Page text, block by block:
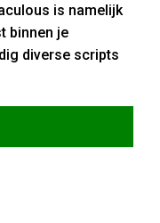
is namelijk
binnen je
diverse scripts